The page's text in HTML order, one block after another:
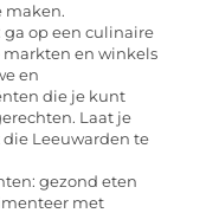
maken.
op een culinaire
en winkels
en
die je kunt
Laat je
die Leeuwarden te
gezond eten
met